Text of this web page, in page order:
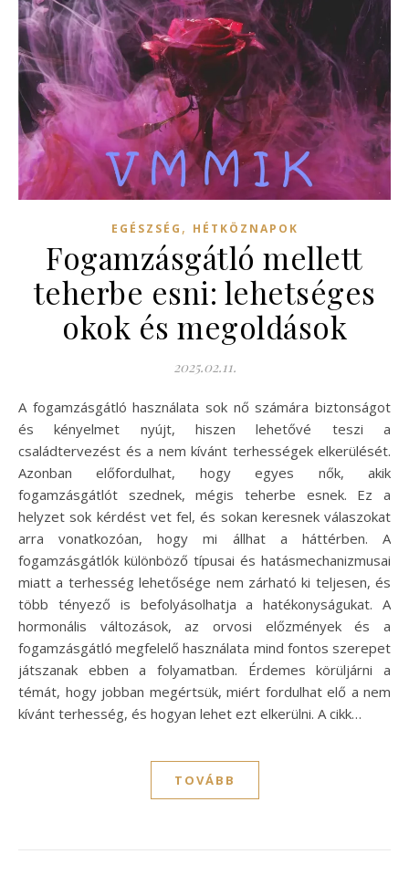
EGÉSZSÉG , HÉTKÖZNAPOK
Fogamzásgátló mellett
teherbe esni: lehetséges
okok és megoldások
2025.02.11.
A fogamzásgátló használata sok nő számára biztonságot
és kényelmet nyújt, hiszen lehetővé teszi a
családtervezést és a nem kívánt terhességek elkerülését.
Azonban előfordulhat, hogy egyes nők, akik
fogamzásgátlót szednek, mégis teherbe esnek. Ez a
helyzet sok kérdést vet fel, és sokan keresnek válaszokat
arra vonatkozóan, hogy mi állhat a háttérben. A
fogamzásgátlók különböző típusai és hatásmechanizmusai
miatt a terhesség lehetősége nem zárható ki teljesen, és
több tényező is befolyásolhatja a hatékonyságukat. A
hormonális változások, az orvosi előzmények és a
fogamzásgátló megfelelő használata mind fontos szerepet
játszanak ebben a folyamatban. Érdemes körüljárni a
témát, hogy jobban megértsük, miért fordulhat elő a nem
kívánt terhesség, és hogyan lehet ezt elkerülni. A cikk…
TOVÁBB